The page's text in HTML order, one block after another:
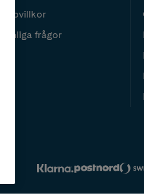
Köpvillkor
Vanliga frågor